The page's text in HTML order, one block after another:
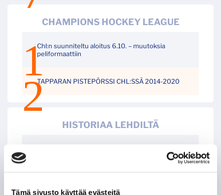
Tämä sivusto käyttää evästeitä
CHAMPIONS HOCKEY LEAGUE
Chl:n suunniteltu aloitus 6.10. – muutoksia
peliformaattiin
TAPPARAN PISTEPÖRSSI CHL:SSÄ 2014-2020
HISTORIAA LEHDILTÄ
OTTELUSSA